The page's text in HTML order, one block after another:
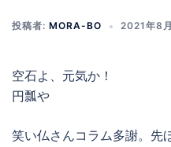
投稿者: MORA-BO 2021年8
空石よ、元気か！
円瓢や
笑い仏さんコラム多謝。先